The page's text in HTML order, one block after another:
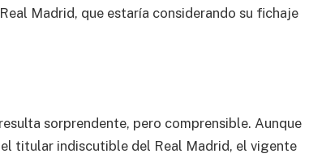
Madrid, que estaría considerando su fichaje
sorprendente, pero comprensible. Aunque
titular indiscutible del Real Madrid, el vigente